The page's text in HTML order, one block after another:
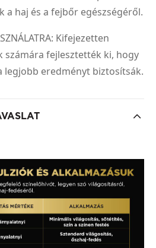
a haj és a fejbőr egészségéről.
Kifejezetten
számára fejlesztették ki, hogy
legjobb eredményt biztosítsák.